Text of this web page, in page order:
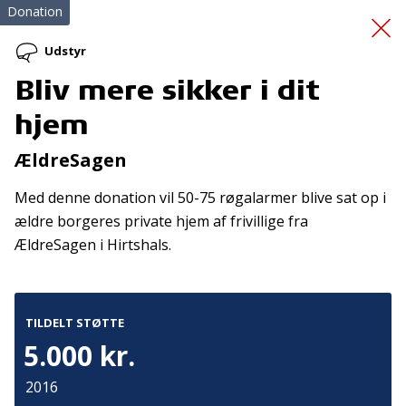
Opstart af kajakafdeling
Donation
Udstyr
Bliv mere sikker i dit
hjem
ÆldreSagen
Med denne donation vil 50-75 røgalarmer blive sat op i
ældre borgeres private hjem af frivillige fra
ÆldreSagen i Hirtshals.
TILDELT STØTTE
5.000 kr.
2016
aktiviteter direkte i din indbakke.
Tilmeld